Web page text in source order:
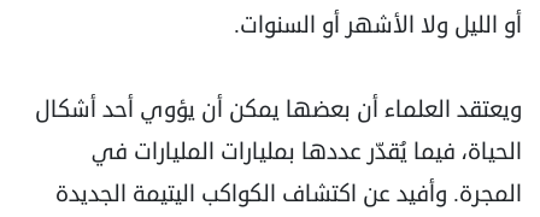
أو الليل ولا الأشهر أو السنوات.
ويعتقد العلماء أن بعضها يمكن أن يؤوي أحد أشكال
الحياة، فيما يُقدّر عددها بمليارات المليارات في
المجرة. وأفيد عن اكتشاف الكواكب اليتيمة الجديدة